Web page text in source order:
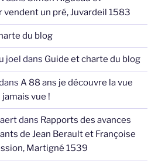
vendent un pré, Juvardeil 1583
du blog
joel dans Guide et charte du blog
A 88 ans je découvre la vue
jamais vue !
dans Rapports des avances
de Jean Berault et Françoise
Martigné 1539